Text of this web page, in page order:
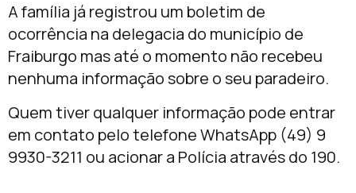
A família já registrou um boletim de
ocorrência na delegacia do município de
Fraiburgo mas até o momento não recebeu
nenhuma informação sobre o seu paradeiro.
Quem tiver qualquer informação pode entrar
em contato pelo telefone WhatsApp (49) 9
9930-3211 ou acionar a Polícia através do 190.